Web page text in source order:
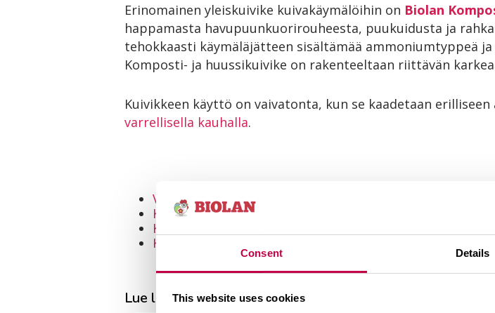
Consent Details
This website uses cookies
Erinomainen yleiskuivike kuivakäymälöihin on Biolan
happamasta havupuunkuorirouheesta, puukuidusta ja
tehokkaasti käymäläjätteen sisältämää ammoniumtyppeä
Komposti- ja huussikuivike on rakenteeltaan riittävän
Kuivikkeen käyttö on vaivatonta, kun se kaadetaan
varrellisella kauhalla.
Valitse oikea Biolan-kuivakäymälä
Käymälän ilmastointi ja tuuletuksen tarve
Käymälän nesteiden poisto ja keräys
Käymälän nesteiden käyttö ja jatkokäsittely
Lue lisää aiheista